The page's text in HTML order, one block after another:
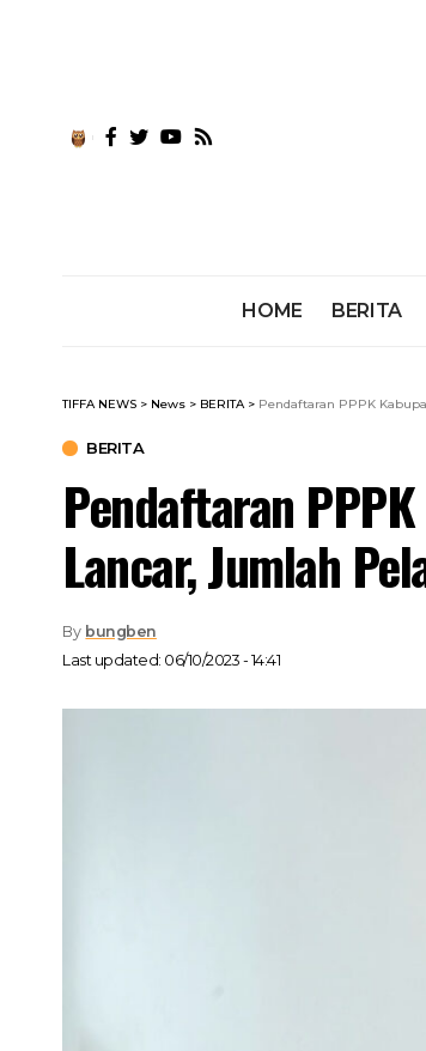
HOME BERITA
TIFFA NEWS > News > BERITA> Pendaftaran PPPK
BERITA
Pendaftaran
Lancar, Jumlah
Last updated: 06/10/2023 - 14:41
By bungben